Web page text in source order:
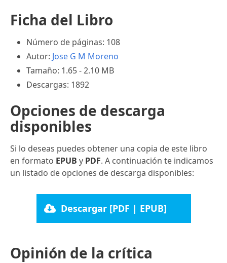
Ficha del Libro
Número de páginas: 108
Autor: Jose G M Moreno
Tamaño: 1.65 - 2.10 MB
Descargas: 1892
Opciones de descarga
disponibles
Si lo deseas puedes obtener una copia de este libro
en formato EPUB y PDF. A continuación te indicamos
un listado de opciones de descarga disponibles:
Descargar [PDF | EPUB]
Opinión de la crítica